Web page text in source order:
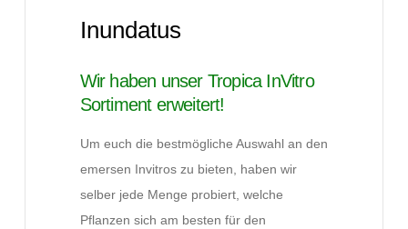
Inundatus
Wir haben unser Tropica InVitro
Sortiment erweitert!
Um euch die bestmögliche Auswahl an den
emersen Invitros zu bieten, haben wir
selber jede Menge probiert, welche
Pflanzen sich am besten für den